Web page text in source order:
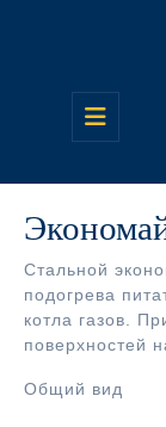
Стальной
подогрева
котла газов.
поверхностей
Общий вид